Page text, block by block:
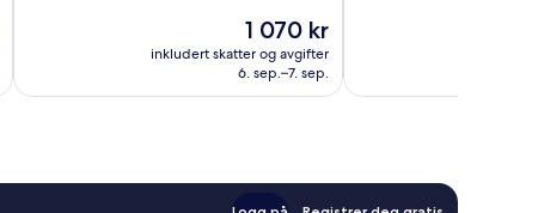
Prisen
1 070 kr
1 070 kr
inkludert skatter og avgifter
6. sep.–7. sep.